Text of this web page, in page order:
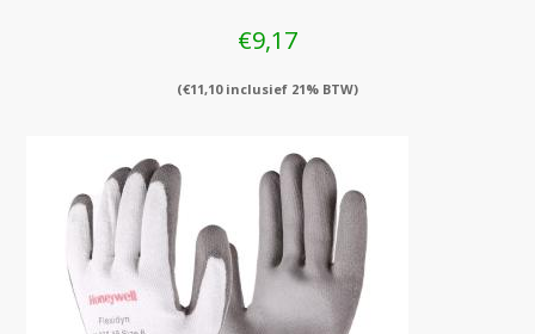
€9,17
(€11,10inclusief 21% BTW)